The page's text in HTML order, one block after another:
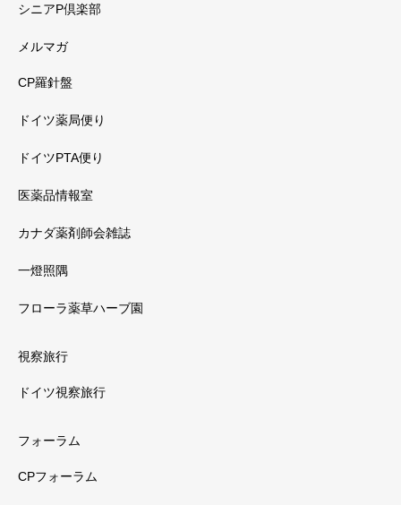
シニアP倶楽部
メルマガ
CP羅針盤
ドイツ薬局便り
ドイツPTA便り
医薬品情報室
カナダ薬剤師会雑誌
一燈照隅
フローラ薬草ハーブ園
視察旅行
ドイツ視察旅行
フォーラム
CPフォーラム